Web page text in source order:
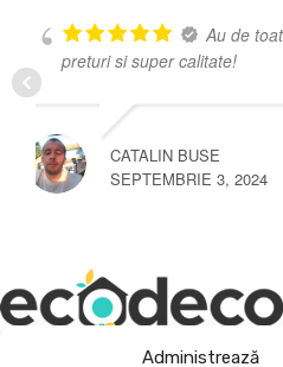
Administrează
Au de toate la super
3, 2024